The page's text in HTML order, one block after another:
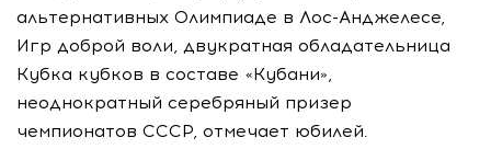
альтернативных Олимпиаде в Лос-Анджелесе,
Игр доброй воли, двукратная обладательница
Кубка кубков в составе «Кубани»,
неоднократный серебряный призер
чемпионатов СССР, отмечает юбилей.